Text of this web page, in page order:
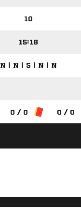
10
15:18
N | N | S | N | N
0 / 0 0 / 0